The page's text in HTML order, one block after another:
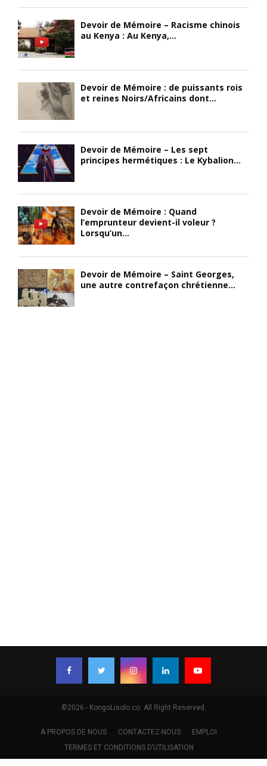
Devoir de Mémoire – Racisme chinois
au Kenya : Au Kenya,...
Devoir de Mémoire : de puissants rois
et reines Noirs/Africains dont...
Devoir de Mémoire – Les sept
principes hermétiques : Le Kybalion...
Devoir de Mémoire : Quand
l’emprunteur devient-il voleur ?
Lorsqu’un...
Devoir de Mémoire – Saint Georges,
une autre contrefaçon chrétienne...
©2026 - KongoLisolo.co. All Right Reserved.
À PROPOS DE NOUS CONTACTEZ-NOUS
EMPLOI
TERMES ET CONDITIONS D’UTILISATION